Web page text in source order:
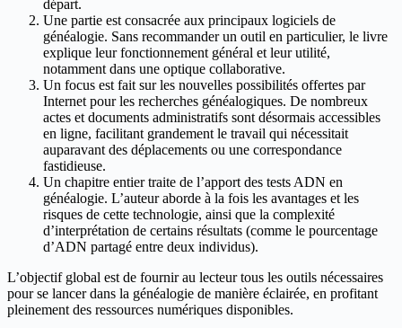
départ.
Une partie est consacrée aux principaux logiciels de
généalogie. Sans recommander un outil en particulier, le livre
explique leur fonctionnement général et leur utilité,
notamment dans une optique collaborative.
Un focus est fait sur les nouvelles possibilités offertes par
Internet pour les recherches généalogiques. De nombreux
actes et documents administratifs sont désormais accessibles
en ligne, facilitant grandement le travail qui nécessitait
auparavant des déplacements ou une correspondance
fastidieuse.
Un chapitre entier traite de l’apport des tests ADN en
généalogie. L’auteur aborde à la fois les avantages et les
risques de cette technologie, ainsi que la complexité
d’interprétation de certains résultats (comme le pourcentage
d’ADN partagé entre deux individus).
L’objectif global est de fournir au lecteur tous les outils nécessaires
pour se lancer dans la généalogie de manière éclairée, en profitant
pleinement des ressources numériques disponibles.